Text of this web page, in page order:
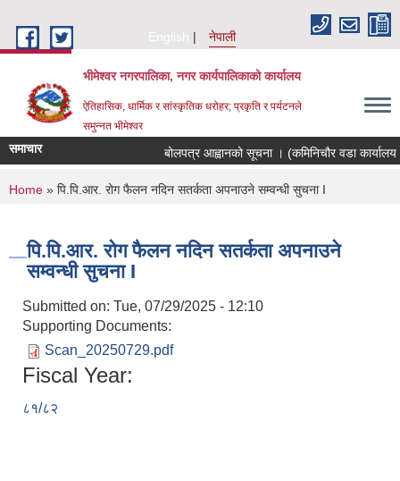
English
नेपाली
भीमेश्वर नगरपालिका, नगर कार्यपालिकाको कार्यालय
ऐतिहासिक, धार्मिक र सांस्कृतिक धरोहर; प्रकृति र पर्यटनले
समुन्नत भीमेश्वर
समाचार बोलपत्र आह्वानको सूचना । (कमिनिचौर वडा
You are here
Home » पि.पि.आर. रोग फैलन नदिन सतर्कता अपनाउने सम्वन्धी सुचना I
पि.पि.आर. रोग फैलन नदिन सतर्कता अपनाउने
सम्वन्धी सुचना I
Submitted on: Tue, 07/29/2025 - 12:10
Supporting Documents:
Scan_20250729.pdf
Fiscal Year:
८१/८२